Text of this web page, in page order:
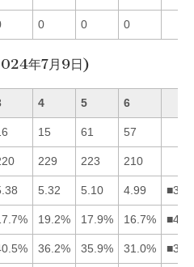
0 0 0
年7月9日)
4 5 6
15 61 57
229 223 210
5.32 5.10 4.99
19.2% 17.9% 16.7%
36.2% 35.9% 31.0%